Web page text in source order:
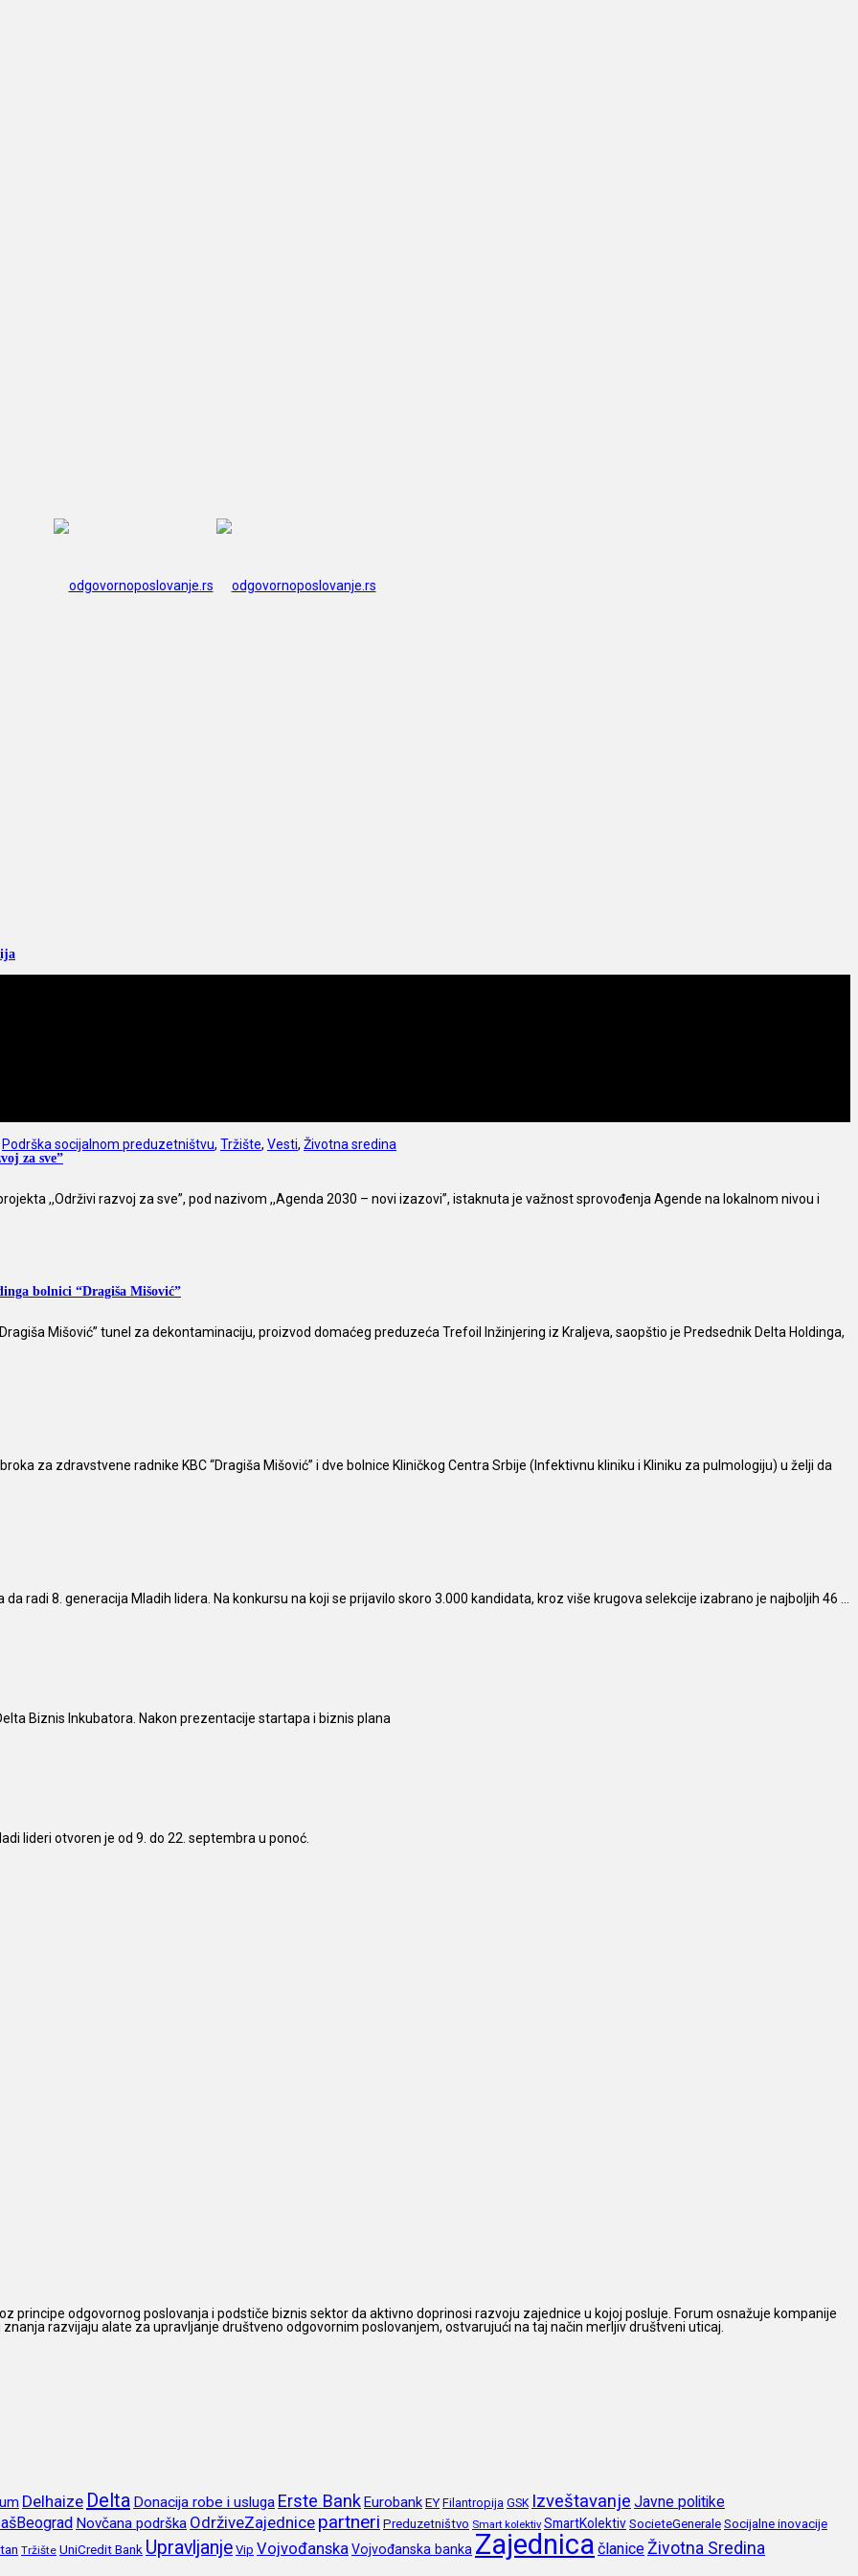
Podrška socijalnom preduzetništvu, Tržište, Vesti, Životna sredina
za sve”
,,Održivi razvoj za sve”, pod nazivom ,,Agenda 2030 – novi izazovi”, istaknuta je važnost sprovođenja Agende na lokalnom nivou i
bolnici “Dragiša Mišović”
Mišović” tunel za dekontaminaciju, proizvod domaćeg preduzeća Trefoil Inžinjering iz Kraljeva, saopštio je Predsednik Delta Holdinga,
za zdravstvene radnike KBC “Dragiša Mišović” i dve bolnice Kliničkog Centra Srbije (Infektivnu kliniku i Kliniku za pulmologiju) u želji da
radi 8. generacija Mladih lidera. Na konkursu na koji se prijavilo skoro 3.000 kandidata, kroz više krugova selekcije izabrano je najboljih 46 ...
Biznis Inkubatora. Nakon prezentacije startapa i biznis plana
lideri otvoren je od 9. do 22. septembra u ponoć.
principe odgovornog poslovanja i podstiče biznis sektor da aktivno doprinosi razvoju zajednice u kojoj posluje. Forum osnažuje kompanije
razvijaju alate za upravljanje društveno odgovornim poslovanjem, ostvarujući na taj način merljiv društveni uticaj.
Delhaize Delta Donacija robe i usluga Erste Bank EurobankEY Filantropija GSK Izveštavanje Javne politike
Novčana podrška OdrživeZajednice partneri Preduzetništvo Smart kolektiv SmartKolektivSocieteGeneraleSocijalne inovacije
Tržište UniCredit Bank Upravljanje Vip VojvođanskaVojvođanska banka Zajednica članiceŽivotna Sredina